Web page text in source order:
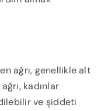
ağrı, genellikle alt
kadınlar
ve şiddeti